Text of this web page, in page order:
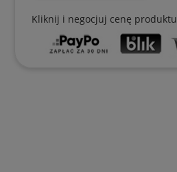
Kliknij i negocjuj cenę